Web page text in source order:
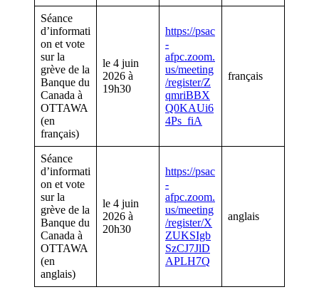
Séance
d’informati
on et vote
sur la
grève de la
Banque du
Canada à
OTTAWA
(en
français)
le 4 juin
2026 à
19h30
https://psac
-
afpc.zoom.
us/meeting
/register/Z
qmriBBX
Q0KAUi6
4Ps_fiA
français
Séance
d’informati
on et vote
sur la
grève de la
Banque du
Canada à
OTTAWA
(en
anglais)
le 4 juin
2026 à
20h30
https://psac
-
afpc.zoom.
us/meeting
/register/X
ZUKSIgb
SzCJ7JlD
APLH7Q
anglais